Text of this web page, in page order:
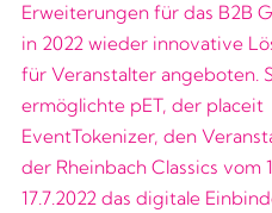
Erweiterungen für das B2B
in 2022 wieder innovative
für Veranstalter angeboten.
ermöglichte pET, der placeit
EventTokenizer, den
der Rheinbach Classics vom
17.7.2022 das digitale